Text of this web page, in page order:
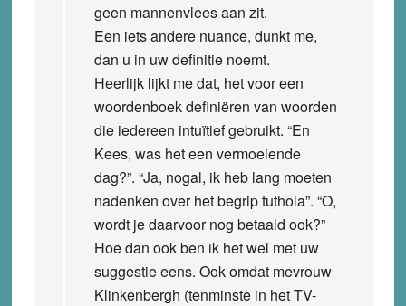
geen mannenvlees aan zit.
Een iets andere nuance, dunkt me,
dan u in uw definitie noemt.
Heerlijk lijkt me dat, het voor een
woordenboek definiëren van woorden
die iedereen intuïtief gebruikt. “En
Kees, was het een vermoeiende
dag?”. “Ja, nogal, ik heb lang moeten
nadenken over het begrip tuthola”. “O,
wordt je daarvoor nog betaald ook?”
Hoe dan ook ben ik het wel met uw
suggestie eens. Ook omdat mevrouw
Klinkenbergh (tenminste in het TV-